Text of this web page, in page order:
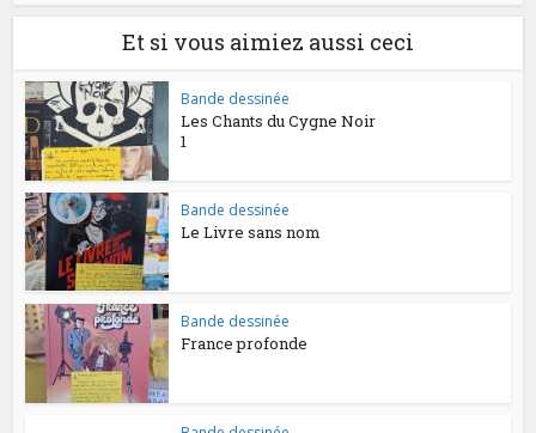
Et si vous aimiez aussi ceci
Bande dessinée
Les Chants du Cygne Noir
1
Bande dessinée
Le Livre sans nom
Bande dessinée
France profonde